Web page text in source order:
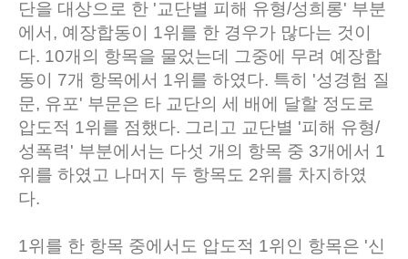
단을 대상으로 한 '교단별 피해 유형/성희롱' 부분
에서, 예장합동이 1위를 한 경우가 많다는 것이
다. 10개의 항목을 물었는데 그중에 무려 예장합
동이 7개 항목에서 1위를 하였다. 특히 '성경험 질
문, 유포' 부문은 타 교단의 세 배에 달할 정도로
압도적 1위를 점했다. 그리고 교단별 '피해 유형/
성폭력' 부분에서는 다섯 개의 항목 중 3개에서 1
위를 하였고 나머지 두 항목도 2위를 차지하였
다.
1위를 한 항목 중에서도 압도적 1위인 항목은 '신